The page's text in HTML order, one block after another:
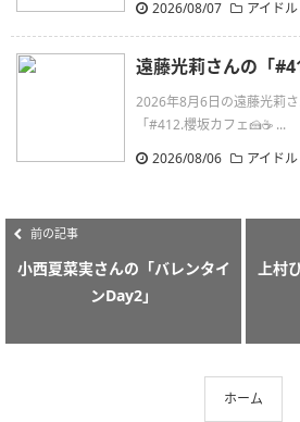
2026/08/07 アイド
遠藤光莉さんの「
2026年8月6日の遠藤光莉
「#412.櫻坂カフェ🍰☕ ...
2026/08/06
アイド
前の記事
小西夏菜実さんの「バレンタイ
ンDay2」
上村
ホーム